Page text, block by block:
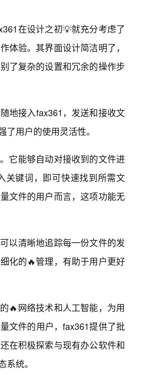
在设计之初💡就充分考虑了
体验。其界面设计简洁明了，
了复杂的设置和冗余的操作步
地接入fax361，发送和接收文
用户的使用灵活性。
它能够自动对接收到的文件进
关键词，即可快速找到所需文
文件的用户而言，这项功能无
以清晰地追踪每一份文件的发
化的🔥管理，有助于用户更好
🔥网络技术和人工智能，为用
文件的用户，fax361提供了批
在积极探索与现有办公软件和
统。